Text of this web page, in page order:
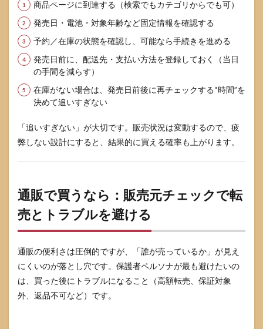
出品
を買
うべ
きで
か？
8.5
似た
名前
品が
あっ
て分
9
にし
商品ページに到達する（検索でもカテゴリからでも可）
発売日・電池・対象年齢など固定情報を確認する
予約／在庫の状態を確認し、可能なら手続きを進める
発売日前に、配送先・支払い方法を登録しておく（当日
の手間を減らす）
在庫がない場合は、発売日前後に再チェックする“時間”を
決めて追いすぎない
「追いすぎない」が大切です。販売状況は変動するので、疲
弊しない設計にすると、結果的に買える確率も上がります。
通販で買うなら：販売元チェックで転
売とトラブルを避ける
通販の便利さは圧倒的ですが、「誰が売っているか」が見え
にくいのが落とし穴です。保護者ペルソナが最も避けたいの
は、買った後にトラブルになること（高額転売、保証対象
外、返品不可など）です。